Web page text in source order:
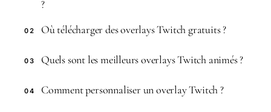
?
02 Où télécharger des overlays Twitch gratuits ?
03 Quels sont les meilleurs overlays Twitch animés ?
04 Comment personnaliser un overlay Twitch ?